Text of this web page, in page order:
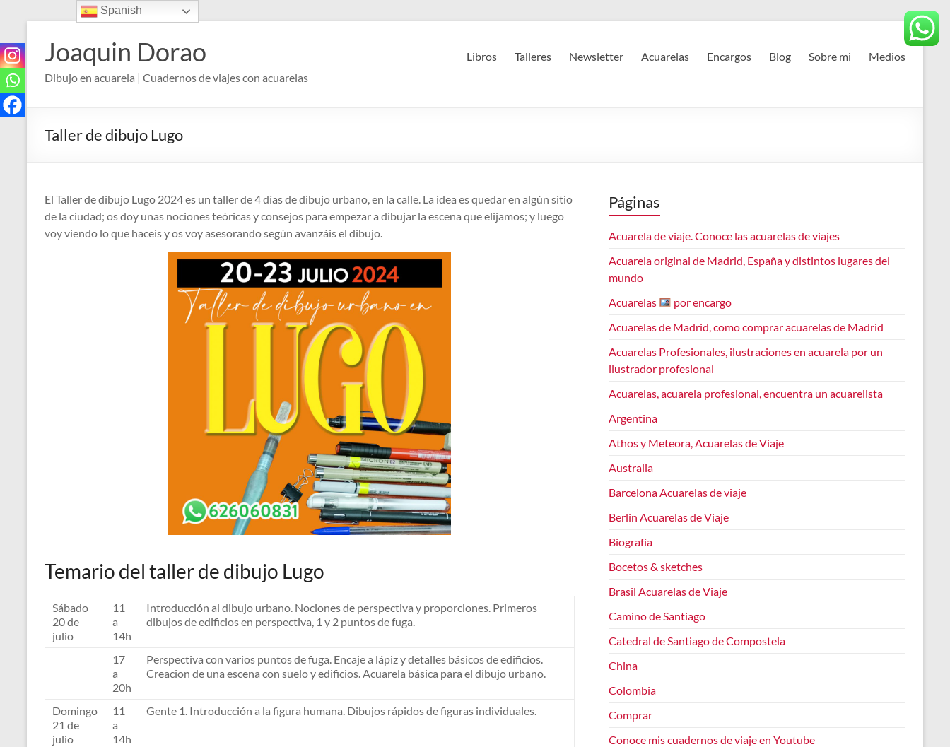
contenido
Joaquin Dorao
Dibujo en acuarela | Cuadernos de viajes con acuarelas
Libros Talleres Newsletter Acuarelas Encargos Blog Sobre mi Medios
Taller de dibujo Lugo
El Taller de dibujo Lugo 2024 es un taller de 4 días de dibujo urbano, en la calle. La idea es quedar en algún sitio
de la ciudad; os doy unas nociones teóricas y consejos para empezar a dibujar la escena que elijamos; y luego
voy viendo lo que haceis y os voy asesorando según avanzáis el dibujo.
Temario del taller de dibujo Lugo
Sábado
20 de
julio
11
a
14h
Introducción al dibujo urbano. Nociones de perspectiva y proporciones. Primeros
dibujos de edificios en perspectiva, 1 y 2 puntos de fuga.
17
a
20h
Perspectiva con varios puntos de fuga. Encaje a lápiz y detalles básicos de edificios.
Creacion de una escena con suelo y edificios. Acuarela básica para el dibujo urbano.
Domingo
21 de
julio
11
a
14h
Gente 1. Introducción a la figura humana. Dibujos rápidos de figuras individuales.
Páginas
Acuarela de viaje. Conoce las acuarelas de viajes
Acuarela original de Madrid, España y distintos lugares del
mundo
Acuarelas
por encargo
Acuarelas de Madrid, como comprar acuarelas de Madrid
Acuarelas Profesionales, ilustraciones en acuarela por un
ilustrador profesional
Acuarelas, acuarela profesional, encuentra un acuarelista
Argentina
Athos y Meteora, Acuarelas de Viaje
Australia
Barcelona Acuarelas de viaje
Berlin Acuarelas de Viaje
Biografía
Bocetos & sketches
Brasil Acuarelas de Viaje
Camino de Santiago
Catedral de Santiago de Compostela
China
Colombia
Comprar
Conoce mis cuadernos de viaje en Youtube
Spanish